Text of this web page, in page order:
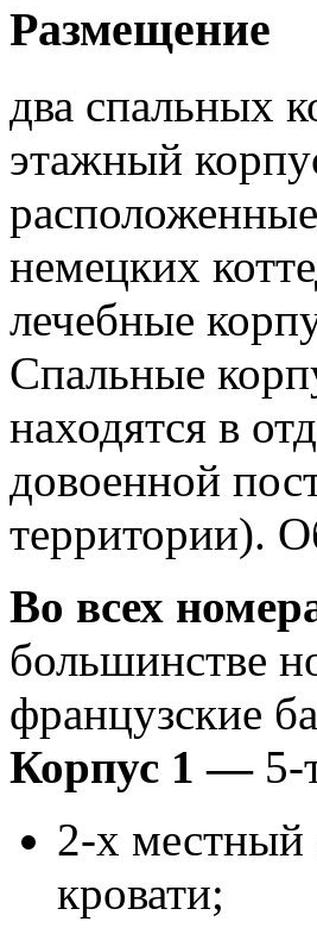
Размещение
два спальных
этажный
немецких
лечебные
Спальные
находятся в
довоенной
территории).
Во всех
большинстве
французские
Корпус 1 —5-
2-х местный
кровати;